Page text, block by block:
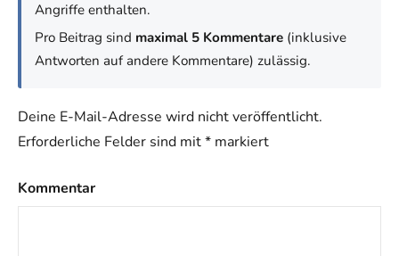
Angriffe enthalten.
Pro Beitrag sind maximal 5 Kommentare (inklusive
Antworten auf andere Kommentare) zulässig.
Deine E-Mail-Adresse wird nicht veröffentlicht.
Erforderliche Felder sind mit* markiert
Kommentar